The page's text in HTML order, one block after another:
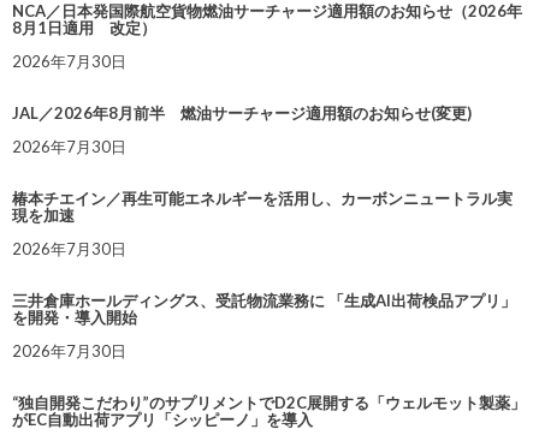
NCA／日本発国際航空貨物燃油サーチャージ適用額のお知らせ（2026年
8月1日適用 改定）
2026年7月30日
JAL／2026年8月前半 燃油サーチャージ適用額のお知らせ(変更)
2026年7月30日
椿本チエイン／再生可能エネルギーを活用し、カーボンニュートラル実
現を加速
2026年7月30日
三井倉庫ホールディングス、受託物流業務に 「生成AI出荷検品アプリ」
を開発・導入開始
2026年7月30日
“独自開発こだわり”のサプリメントでD2C展開する「ウェルモット製薬」
がEC自動出荷アプリ「シッピーノ」を導入